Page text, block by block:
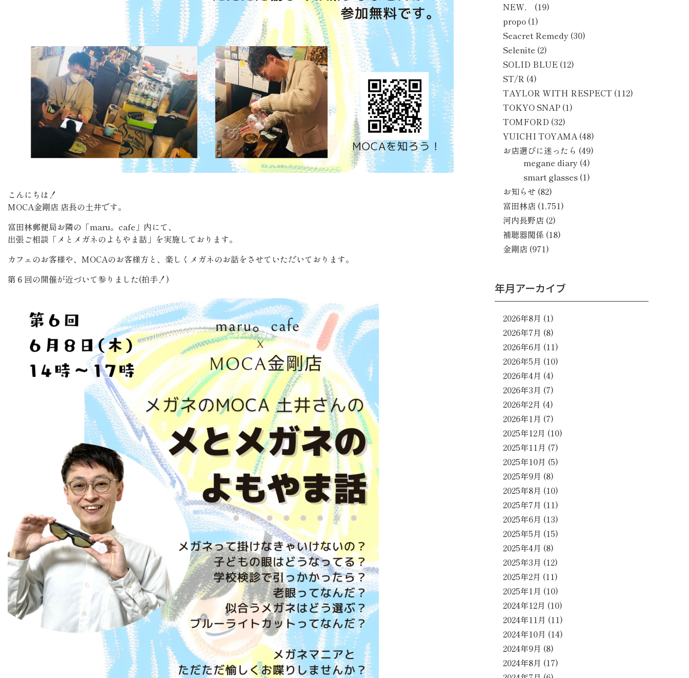
こんにちは！
MOCA金剛店 店長の土井です。
富田林郵便局お隣の「maru。cafe」内にて、
出張ご相談「メとメガネのよもやま話」を実施しております。
カフェのお客様や、MOCAのお客様方と、楽しくメガネのお話をさせていただいております。
第６回の開催が近づいて参りました(拍手！)
NEW．
(19)
propo (1)
Seacret Remedy (30)
Selenite (2)
SOLID BLUE (12)
ST/R (4)
TAYLOR WITH RESPECT (112)
TOKYO SNAP (1)
TOMFORD (32)
YUICHI TOYAMA(48)
お店選びに迷ったら (49)
megane diary (4)
smart glasses (1)
お知らせ (82)
富田林店 (1,751)
河内長野店 (2)
補聴器関係 (18)
金剛店 (971)
年月アーカイブ
2026年8月 (1)
2026年7月 (8)
2026年6月 (11)
2026年5月 (10)
2026年4月 (4)
2026年3月 (7)
2026年2月 (4)
2026年1月 (7)
2025年12月 (10)
2025年11月 (7)
2025年10月 (5)
2025年9月 (8)
2025年8月 (10)
2025年7月 (11)
2025年6月 (13)
2025年5月 (15)
2025年4月 (8)
2025年3月 (12)
2025年2月 (11)
2025年1月 (10)
2024年12月 (10)
2024年11月 (11)
2024年10月 (14)
2024年9月 (8)
2024年8月 (17)